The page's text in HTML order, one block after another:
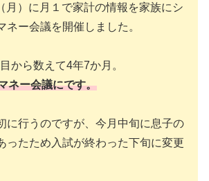
月）に月１で家計の情報を家族にシ
ネー会議を開催しました。
から数えて4年7か月。
ネー会議にです。
に行うのですが、今月中旬に息子の
ったため入試が終わった下旬に変更